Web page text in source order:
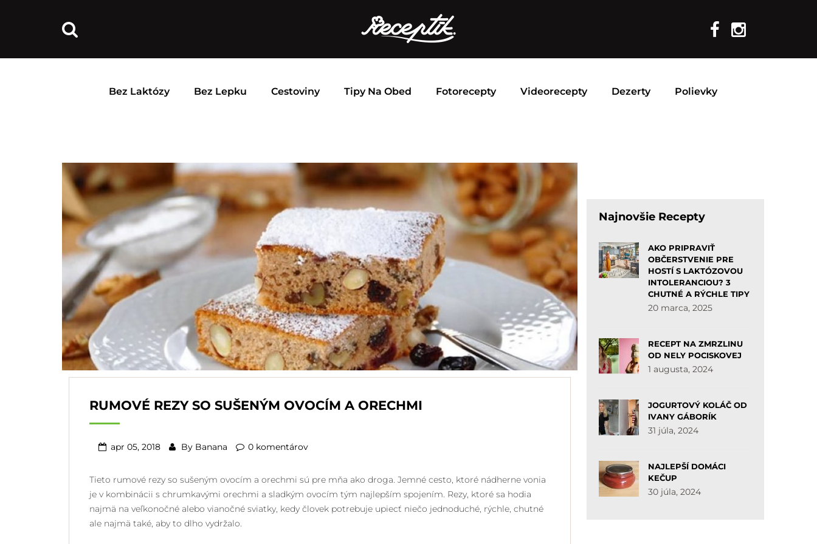
Bez Laktózy Bez Lepku Cestoviny Tipy Na Obed Fotorecepty Videorecepty Dezerty Polievky
RUMOVÉ REZY SO SUŠENÝM OVOCÍM A ORECHMI
apr 05, 2018 By Banana 0 komentárov
Tieto rumové rezy so sušeným ovocím a orechmi sú pre mňa ako droga. Jemné cesto, ktoré nádherne vonia
je v kombinácii s chrumkavými orechmi a sladkým ovocím tým najlepším spojením. Rezy, ktoré sa hodia
najmä na veľkonočné alebo vianočné sviatky, kedy človek potrebuje upiecť niečo jednoduché, rýchle, chutné
ale najmä také, aby to dlho vydržalo.
Najnovšie Recepty
AKO PRIPRAVIŤ
OBČERSTVENIE PRE
HOSTÍ S LAKTÓZOVOU
INTOLERANCIOU? 3
CHUTNÉ A RÝCHLE TIPY
20 marca, 2025
RECEPT NA ZMRZLINU
OD NELY POCISKOVEJ
1 augusta, 2024
JOGURTOVÝ KOLÁČ OD
IVANY GÁBORÍK
31 júla, 2024
NAJLEPŠÍ DOMÁCI
KEČUP
30 júla, 2024